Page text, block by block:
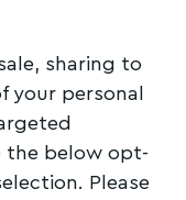
sharing to
your personal
the below opt-
Please
στο
κανάλι